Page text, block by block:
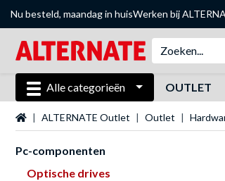
Nu besteld, maandag in huisWerken bij
Alle categorieën OUTLET
StartpaginaALTERNATE Outlet Outlet
Pc-componenten
Optische drives